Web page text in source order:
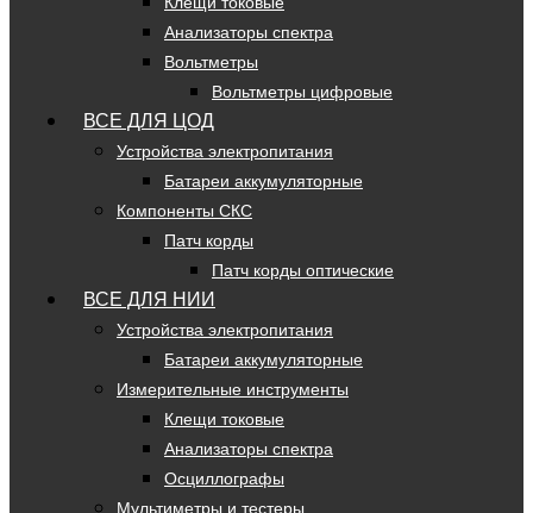
Анализаторы спектра
Вольтметры
Вольтметры цифровые
ВСЕ ДЛЯ ЦОД
Устройства электропитания
Батареи аккумуляторные
Компоненты СКС
Патч корды
Патч корды оптические
ВСЕ ДЛЯ НИИ
Устройства электропитания
Батареи аккумуляторные
Измерительные инструменты
Клещи токовые
Анализаторы спектра
Осциллографы
Мультиметры и тестеры